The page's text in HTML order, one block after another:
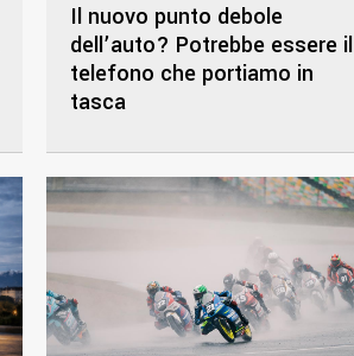
Il nuovo punto debole
dell’auto? Potrebbe essere il
telefono che portiamo in
tasca